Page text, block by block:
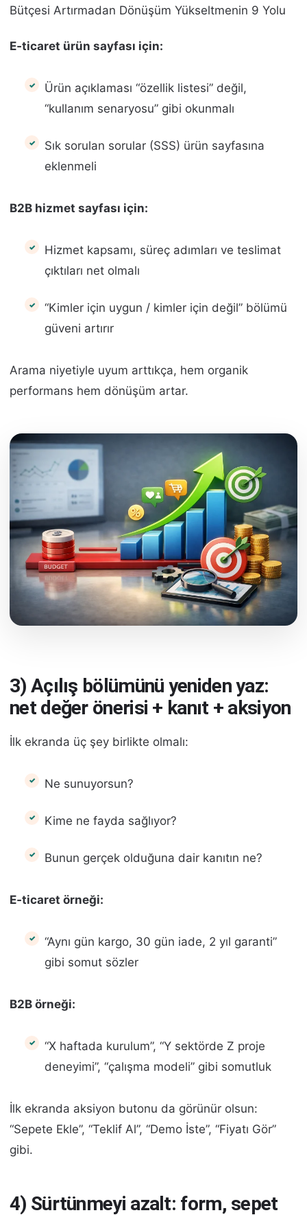
Bütçesi Artırmadan Dönüşüm Yükseltmenin 9 Yolu
E‑ticaret ürün sayfası için:
Ürün açıklaması “özellik listesi” değil,
“kullanım senaryosu” gibi okunmalı
Sık sorulan sorular (SSS) ürün sayfasına
eklenmeli
B2B hizmet sayfası için:
Hizmet kapsamı, süreç adımları ve teslimat
çıktıları net olmalı
“Kimler için uygun / kimler için değil” bölümü
güveni artırır
Arama niyetiyle uyum arttıkça, hem organik
performans hem dönüşüm artar.
3) Açılış bölümünü yeniden yaz:
net değer önerisi + kanıt + aksiyon
İlk ekranda üç şey birlikte olmalı:
Ne sunuyorsun?
Kime ne fayda sağlıyor?
Bunun gerçek olduğuna dair kanıtın ne?
E‑ticaret örneği:
“Aynı gün kargo, 30 gün iade, 2 yıl garanti”
gibi somut sözler
B2B örneği:
“X haftada kurulum”, “Y sektörde Z proje
deneyimi”, “çalışma modeli” gibi somutluk
İlk ekranda aksiyon butonu da görünür olsun:
“Sepete Ekle”, “Teklif Al”, “Demo İste”, “Fiyatı Gör”
gibi.
4) Sürtünmeyi azalt: form, sepet